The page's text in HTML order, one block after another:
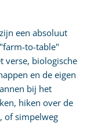
een absoluut
to-table"
verse, biologische
en de eigen
bij het
hiken over de
of simpelweg